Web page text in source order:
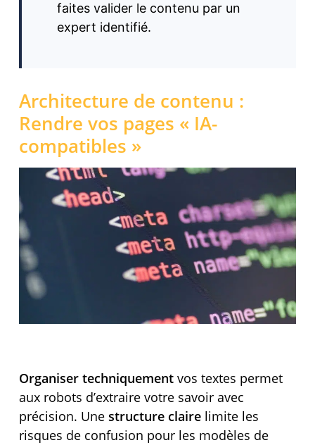
faites valider le contenu par un
expert identifié.
Architecture de contenu :
Rendre vos pages « IA-
compatibles »
Organiser techniquementvos textes permet
aux robots d’extraire votre savoir avec
précision. Une structure clairelimite les
risques de confusion pour les modèles de